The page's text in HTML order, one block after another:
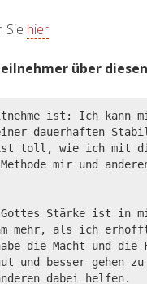
Sie hier
über
ist: Ich kann
dauerhaften
toll, wie ich mit
mir und
Gottes Stärke ist in
mehr, als ich
die Macht und die
und besser gehen zu
dabei helfen.